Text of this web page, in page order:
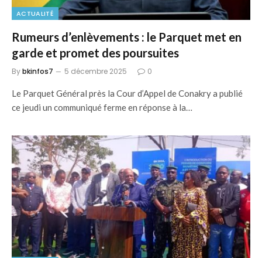
ACTUALITÉ
Rumeurs d’enlèvements : le Parquet met en
garde et promet des poursuites
Bybkinfos7 5 décembre 2025 0
Le Parquet Général près la Cour d’Appel de Conakry a publié
ce jeudi un communiqué ferme en réponse à la…